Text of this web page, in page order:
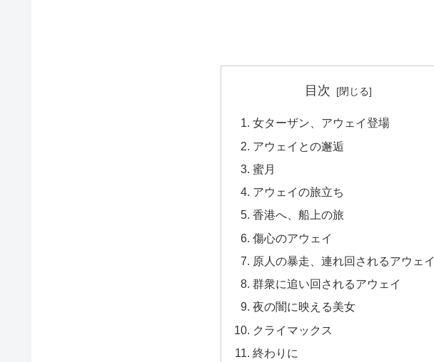
目次
女ターザン、アウェイ登場
アウェイとの邂逅
蜜月
アウェイの旅立ち
香港へ、船上の旅
傷心のアウェイ
原人の暴走、連れ回されるアウェイ
群衆に追い回されるアウェイ
夜の闇に映える美女
クライマックス
終わりに